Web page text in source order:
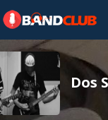
Dos